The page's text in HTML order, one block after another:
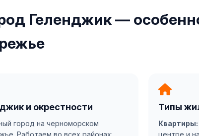
Геленджик —
и окрестности
город на черноморском
Работаем во всех районах:
Типы
Квартиры:
центре и